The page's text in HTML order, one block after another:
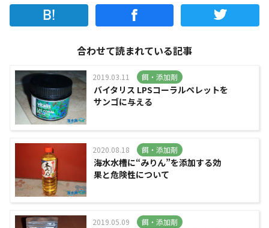
合わせて読まれている記事
2019.03.11 餌・添加剤
バイタリス LPSコーラルペレットを
サンゴに与える
2020.08.18 餌・添加剤
海水水槽に“みりん”を添加する効
果と危険性について
2019.05.09 餌・添加剤